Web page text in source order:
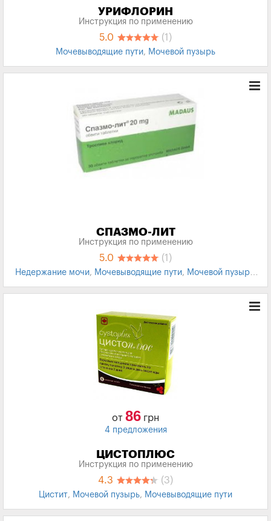
УРИФЛОРИН
Инструкция по применению
5.0 (1)
Мочевыводящие пути, Мочевой пузырь
СПАЗМО-ЛИТ
Инструкция по применению
5.0 (1)
Недержание мочи, Мочевыводящие пути, Мочевой пузырь,
от 86 грн
4 предложения
ЦИСТОПЛЮС
Инструкция по применению
4.3 (3)
Цистит, Мочевой пузырь, Мочевыводящие пути